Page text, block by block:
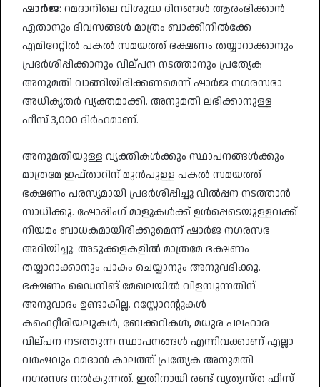
ഷാര്‍ജ: റമദാനിലെ വിശുദ്ധ ദിനങ്ങള്‍ ആരംഭിക്കാന്‍
ഏതാനും ദിവസങ്ങള്‍ മാത്രം ബാക്കിനില്‍ക്കേ
എമിറേറ്റില്‍ പകല്‍ സമയത്ത് ഭക്ഷണം തയ്യാറാക്കാനും
പ്രദര്‍ശിപ്പിക്കാനും വില്പന നടത്താനും പ്രത്യേക
അനുമതി വാങ്ങിയിരിക്കണമെന്ന് ഷാര്‍ജ നഗരസഭാ
അധികൃതര്‍ വ്യക്തമാക്കി. അനുമതി ലഭിക്കാനുള്ള
ഫീസ് 3,000 ദിര്‍ഹമാണ്.
അനുമതിയുള്ള വ്യക്തികള്‍ക്കും സ്ഥാപനങ്ങള്‍ക്കും
മാത്രമേ ഇഫ്താറിന് മുന്‍പുള്ള പകല്‍ സമയത്ത്
ഭക്ഷണം പരസ്യമായി പ്രദര്‍ശിപ്പിച്ചു വില്‍പ്പന നടത്താന്‍
സാധിക്കൂ. ഷോപ്പിംഗ് മാളുകള്‍ക്ക് ഉള്‍പ്പെടെയുള്ളവക്ക്
നിയമം ബാധകമായിരിക്കുമെന്ന് ഷാര്‍ജ നഗരസഭ
അറിയിച്ചു. അടുക്കളകളില്‍ മാത്രമേ ഭക്ഷണം
തയ്യാറാക്കാനും പാകം ചെയ്യാനും അനുവദിക്കൂ.
ഭക്ഷണം ഡൈനിങ് മേഖലയില്‍ വിളമ്പുന്നതിന്
അനുവാദം ഉണ്ടാകില്ല. റസ്റ്റോറന്റുകള്‍
കഫെറ്റീരിയലുകള്‍, ബേക്കറികള്‍, മധുര പലഹാര
വില്പന നടത്തുന്ന സ്ഥാപനങ്ങള്‍ എന്നിവക്കാണ് എല്ലാ
വര്‍ഷവും റമദാന്‍ കാലത്ത് പ്രത്യേക അനുമതി
നഗരസഭ നല്‍കുന്നത്. ഇതിനായി രണ്ട് വ്യത്യസ്ത ഫീസ്